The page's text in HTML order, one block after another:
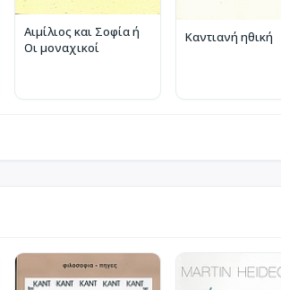
Αιμίλιος και Σοφία ή
Οι μοναχικοί
Καντιανή ηθική